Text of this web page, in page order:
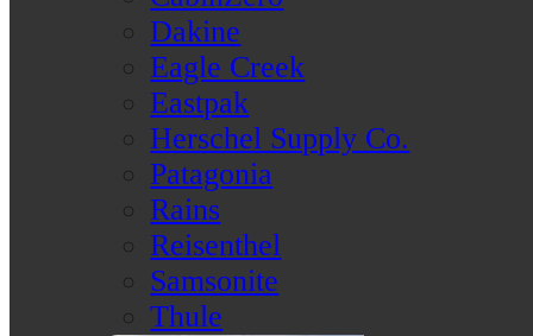
Dakine
Eagle Creek
Eastpak
Herschel Supply Co.
Patagonia
Rains
Reisenthel
Samsonite
Thule